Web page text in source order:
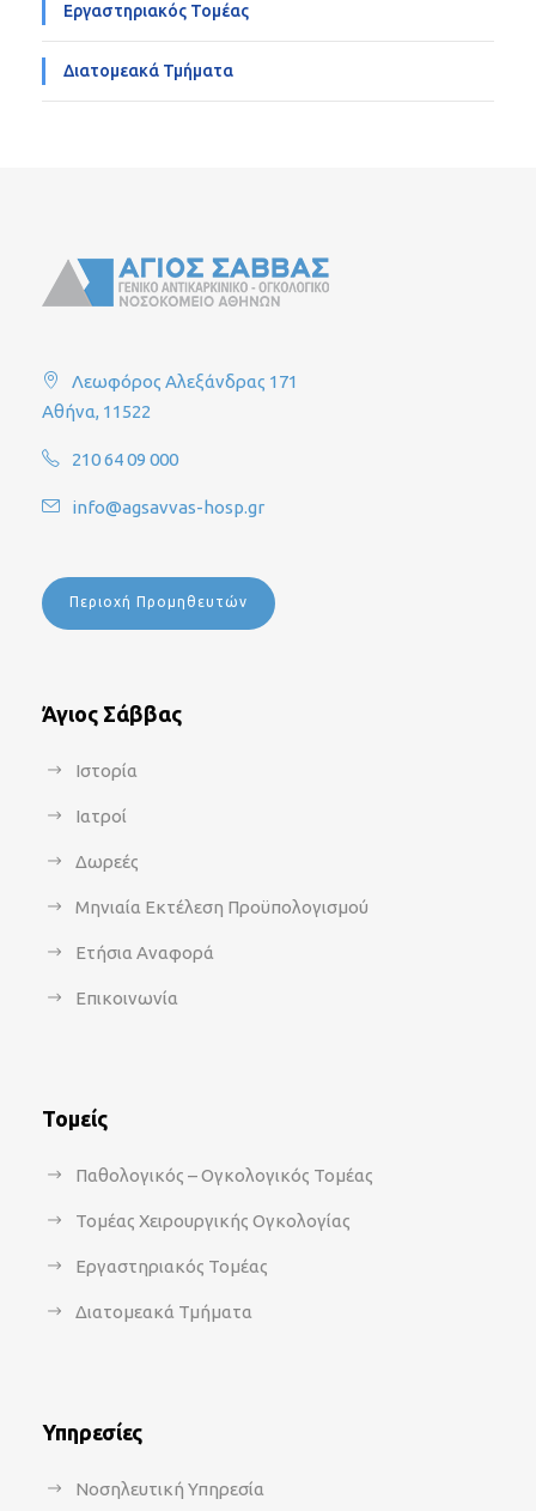
Εργαστηριακός Τομέας
Διατομεακά Τμήματα
Λεωφόρος Αλεξάνδρας 171
Αθήνα, 11522
210 64 09 000
info@agsavvas-hosp.gr
Περιοχή Προμηθευτών
Άγιος Σάββας
Ιστορία
Ιατροί
Δωρεές
Μηνιαία Εκτέλεση Προϋπολογισμού
Ετήσια Αναφορά
Επικοινωνία
Τομείς
Παθολογικός – Ογκολογικός Τομέας
Τομέας Χειρουργικής Ογκολογίας
Εργαστηριακός Τομέας
Διατομεακά Τμήματα
Υπηρεσίες
Νοσηλευτική Υπηρεσία